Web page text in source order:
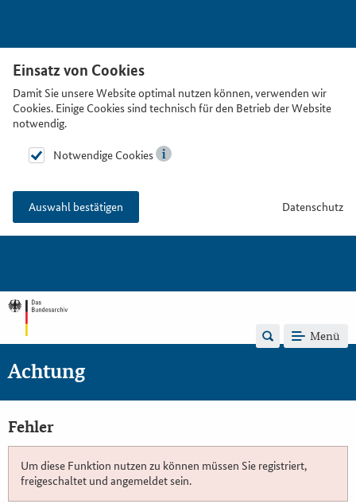
Einsatz von Cookies
Damit Sie unsere Website optimal nutzen können, verwenden wir
Cookies. Einige Cookies sind technisch für den Betrieb der Website
notwendig.
Notwendige Cookies
Auswahl bestätigen Datenschutz
Menü
Achtung
Fehler
Um diese Funktion nutzen zu können müssen Sie registriert,
freigeschaltet und angemeldet sein.